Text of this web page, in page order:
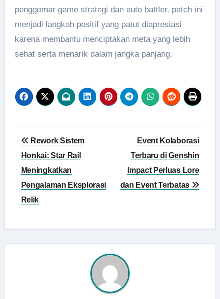
penggemar game strategi dan auto battler, patch ini
menjadi langkah positif yang patut diapresiasi
karena membantu menciptakan meta yang lebih
sehat serta menarik dalam jangka panjang.
Navigasi
pos
Rework Sistem
Honkai: Star Rail
Meningkatkan
Pengalaman Eksplorasi
Relik
Event Kolaborasi
Terbaru di Genshin
Impact Perluas Lore
dan Event Terbatas